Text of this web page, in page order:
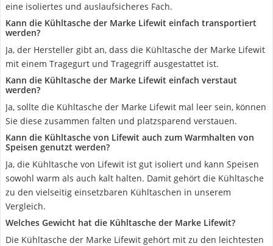
eine isoliertes und auslaufsicheres Fach.
Kann die Kühltasche der Marke Lifewit einfach transportiert
werden?
Ja, der Hersteller gibt an, dass die Kühltasche der Marke Lifewit
mit einem Tragegurt und Tragegriff ausgestattet ist.
Kann die Kühltasche der Marke Lifewit einfach verstaut
werden?
Ja, sollte die Kühltasche der Marke Lifewit mal leer sein, können
Sie diese zusammen falten und platzsparend verstauen.
Kann die Kühltasche von Lifewit auch zum Warmhalten von
Speisen genutzt werden?
Ja, die Kühltasche von Lifewit ist gut isoliert und kann Speisen
sowohl warm als auch kalt halten. Damit gehört die Kühltasche
zu den vielseitig einsetzbaren Kühltaschen in unserem
Vergleich.
Welches Gewicht hat die Kühltasche der Marke Lifewit?
Die Kühltasche der Marke Lifewit gehört mit zu den leichtesten